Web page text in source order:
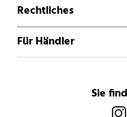
Rechtliches
Für Händler
Sie